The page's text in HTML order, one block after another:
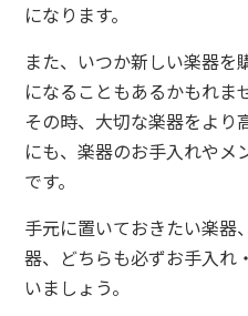
になります。
また、いつか新しい楽器を
になることもあるかもれま
その時、大切な楽器をより
にも、楽器のお手入れやメ
です。
手元に置いておきたい楽器
器、どちらも必ずお手入れ
いましょう。